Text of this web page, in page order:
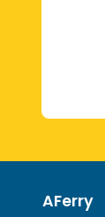
AFerry